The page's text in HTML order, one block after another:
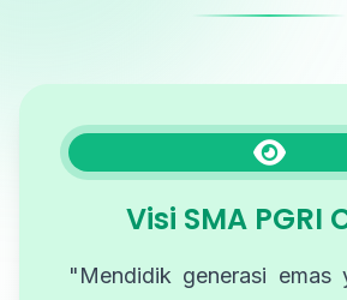
Visi SMA PGRI
"Mendidik generasi emas